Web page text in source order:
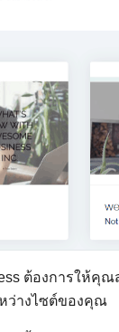
ต้องการให้คุ
ว่างไซต์ของคุณ